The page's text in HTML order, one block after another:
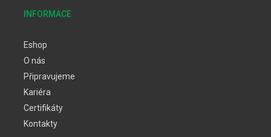
INFORMACE
Eshop
O nás
Připravujeme
Kariéra
Certifikáty
Kontakty